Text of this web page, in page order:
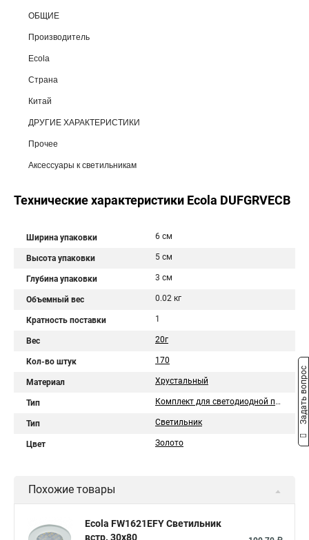
ОБЩИЕ
Производитель
Ecola
Страна
Китай
ДРУГИЕ ХАРАКТЕРИСТИКИ
Прочее
Аксессуары к светильникам
Технические характеристики Ecola DUFGRVECB
Ширина упаковки 6 см
Высота упаковки 5 см
Глубина упаковки 3 см
Объемный вес 0.02 кг
Кратность поставки 1
Вес 20г
Кол-во штук 170
Материал Хрустальный
Тип Комплект для светодиодной подсветки
Тип Светильник
Цвет Золото
Похожие товары
Ecola FW1621EFY Светильник
встр. 30x80
Задать вопрос